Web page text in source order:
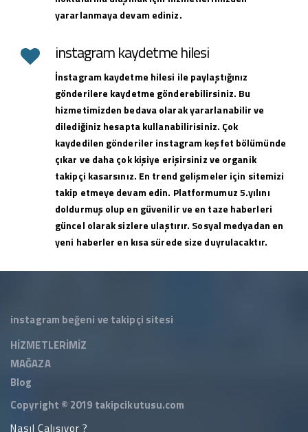
yararlanmaya devam ediniz.
instagram kaydetme hilesi
İnstagram kaydetme hilesi ile paylaştığınız
gönderilere kaydetme gönderebilirsiniz. Bu
hizmetimizden bedava olarak yararlanabilir ve
dilediğiniz hesapta kullanabilirisiniz. Çok
kaydedilen gönderiler instagram keşfet bölümünde
çıkar ve daha çok kişiye erişirsiniz ve organik
takipçi kasarsınız. En trend gelişmeler için sitemizi
takip etmeye devam edin. Platformumuz 5.yılını
doldurmuş olup en güvenilir ve en taze haberleri
güncel olarak sizlere ulaştırır. Sosyal medyadan en
yeni haberler en kısa sürede size duyrulacaktır.
instagram beğeni ve takipçi sitesi
HİZMETLERİMİZ
MAĞAZA
Blog
Copyright © 2019 takipcikutusu.com
Nasıl Çalışıyor ?